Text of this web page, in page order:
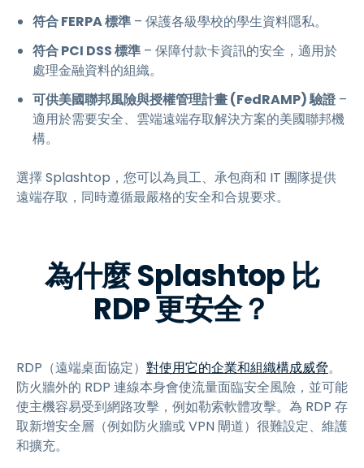
符合 FERPA 標準 – 保護各級學校的學生資料隱私。
符合 PCI DSS 標準 – 保障付款卡資訊的安全，適用於
處理金融資料的組織。
可供美國聯邦風險與授權管理計畫 (FedRAMP) 驗證–
適用於需要安全、雲端遠端存取解決方案的美國聯邦機
構。
選擇 Splashtop，您可以為員工、承包商和 IT 團隊提供
遠端存取，同時遵循最嚴格的安全和合規要求。
為什麼 Splashtop 比
RDP 更安全？
RDP（遠端桌面協定） 對使用它的企業和組織構成威脅。
防火牆外的 RDP 連線本身會使流量面臨安全風險，並可能
使主機容易受到網路攻擊，例如勒索軟體攻擊。為 RDP 存
取新增安全層（例如防火牆或 VPN 閘道）很難設定、維護
和擴充。